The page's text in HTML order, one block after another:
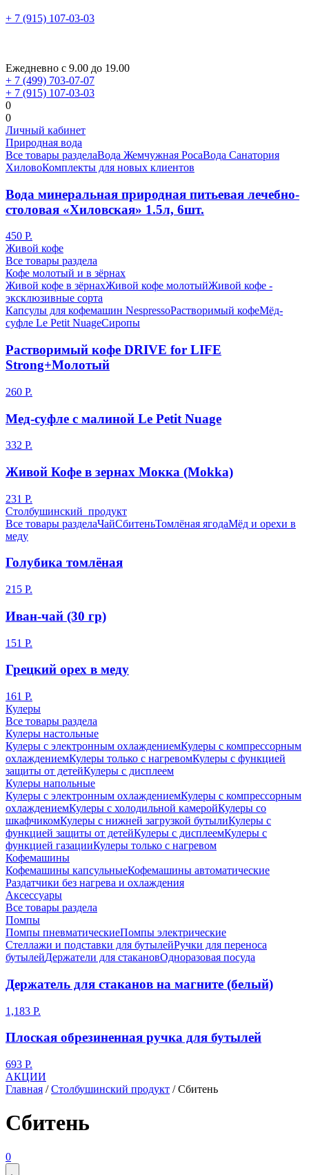
+ 7 (915) 107-03-03
Ежедневно с 9.00 до 19.00
+ 7 (499) 703-07-07
+ 7 (915) 107-03-03
0
0
Личный кабинет
Природная вода
Все товары разделаВода Жемчужная РосаВода Санатория
ХиловоКомплекты для новых клиентов
Вода минеральная природная питьевая лечебно-
столовая «Хиловская» 1.5л, 6шт.
450 Р.
Живой кофе
Все товары раздела
Кофе молотый и в зёрнах
Живой кофе в зёрнахЖивой кофе молотыйЖивой кофе -
эксклюзивные сорта
Капсулы для кофемашин NespressoРастворимый кофеМёд-
суфле Le Petit NuageСиропы
Растворимый кофе DRIVE for LIFE
Strong+Молотый
260 Р.
Мед-суфле с малиной Le Petit Nuage
332 Р.
Живой Кофе в зернах Мокка (Mokka)
231 Р.
Столбушинский продукт
Все товары разделаЧайСбитеньТомлёная ягодаМёд и орехи в
меду
Голубика томлёная
215 Р.
Иван-чай (30 гр)
151 Р.
Грецкий орех в меду
161 Р.
Кулеры
Все товары раздела
Кулеры настольные
Кулеры с электронным охлаждениемКулеры с компрессорным
охлаждениемКулеры только с нагревомКулеры с функцией
защиты от детейКулеры с дисплеем
Кулеры напольные
Кулеры с электронным охлаждениемКулеры с компрессорным
охлаждениемКулеры с холодильной камеройКулеры со
шкафчикомКулеры с нижней загрузкой бутылиКулеры с
функцией защиты от детейКулеры с дисплеемКулеры с
функцией газацииКулеры только с нагревом
Кофемашины
Кофемашины капсульныеКофемашины автоматические
Раздатчики без нагрева и охлаждения
Аксессуары
Все товары раздела
Помпы
Помпы пневматическиеПомпы электрические
Стеллажи и подставки для бутылейРучки для переноса
бутылейДержатели для стакановОдноразовая посуда
Держатель для стаканов на магните (белый)
1,183 Р.
Плоская обрезиненная ручка для бутылей
693 Р.
АКЦИИ
Главная /Столбушинский продукт /Сбитень
Сбитень
0